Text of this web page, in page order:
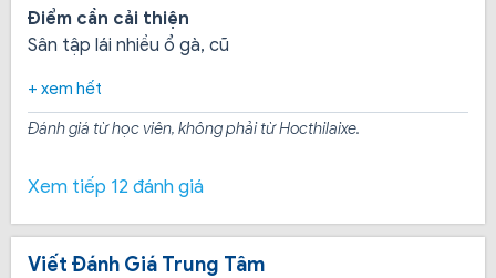
Điểm cần cải thiện
Sân tập lái nhiều ổ gà, cũ
+ xem hết
Đánh giá từ học viên, không phải từ Hocthilaixe.
Xem tiếp 12 đánh giá
Viết Đánh Giá Trung Tâm